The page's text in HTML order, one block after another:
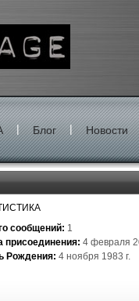
| Блог | Новости
сообщений: 1
присоединения: 4 февраля
Рождения: 4 ноября 1983 г.